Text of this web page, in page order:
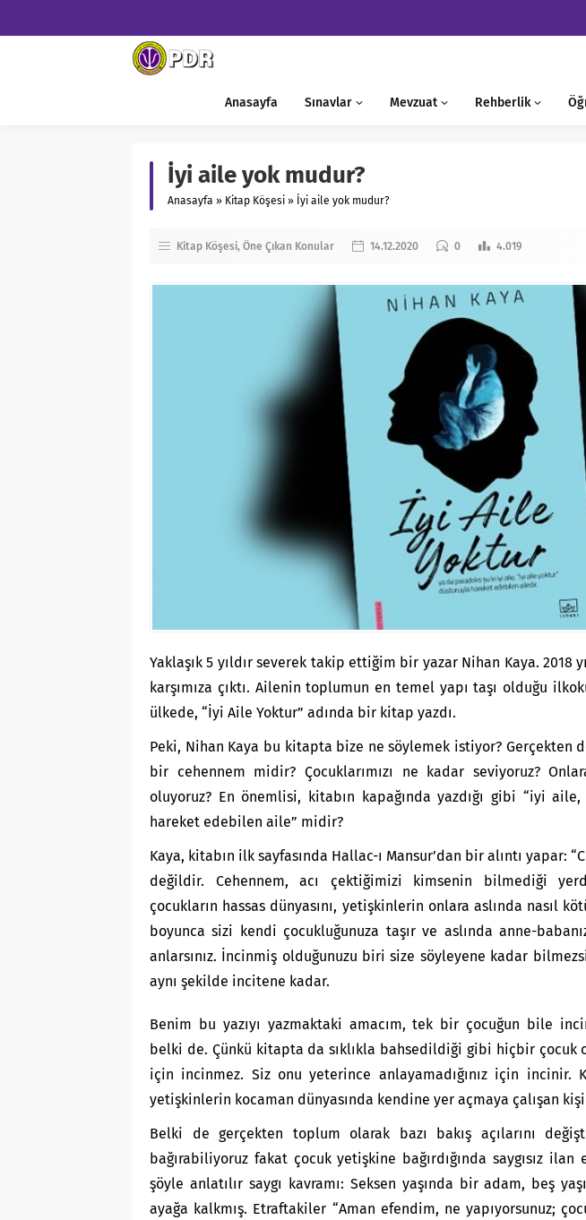
Anasayfa Sınavlar Mevzuat Rehberlik
İyi aile yok mudur?
Anasayfa » Kitap Köşesi » İyi aile yok mudur?
Kitap Köşesi Öne Çıkan Konular 14.12.2020 0 4.019
Yaklaşık 5 yıldır severek takip ettiğim bir yazar Nihan Kaya. 2018
karşımıza çıktı. Ailenin toplumun en temel yapı taşı olduğu
ülkede, “İyi Aile Yoktur” adında bir kitap yazdı.
Peki, Nihan Kaya bu kitapta bize ne söylemek istiyor? Gerçekten
bir cehennem midir? Çocuklarımızı ne kadar seviyoruz?
oluyoruz? En önemlisi, kitabın kapağında yazdığı gibi “iyi
hareket edebilen aile” midir?
Kaya, kitabın ilk sayfasında Hallac-ı Mansur’dan bir alıntı yapar:
değildir. Cehennem, acı çektiğimizi kimsenin bilmediği
çocukların hassas dünyasını, yetişkinlerin onlara aslında nasıl
boyunca sizi kendi çocukluğunuza taşır ve aslında anne-
anlarsınız. İncinmiş olduğunuzu biri size söyleyene kadar
aynı şekilde incitene kadar.
Benim bu yazıyı yazmaktaki amacım, tek bir çocuğun bile
belki de. Çünkü kitapta da sıklıkla bahsedildiği gibi hiçbir çocuk
için incinmez. Siz onu yeterince anlayamadığınız için incinir.
yetişkinlerin kocaman dünyasında kendine yer açmaya çalışan
Belki de gerçekten toplum olarak bazı bakış açılarını
bağırabiliyoruz fakat çocuk yetişkine bağırdığında saygısız
şöyle anlatılır saygı kavramı: Seksen yaşında bir adam, beş
ayağa kalkmış. Etraftakiler “Aman efendim, ne yapıyorsunuz;